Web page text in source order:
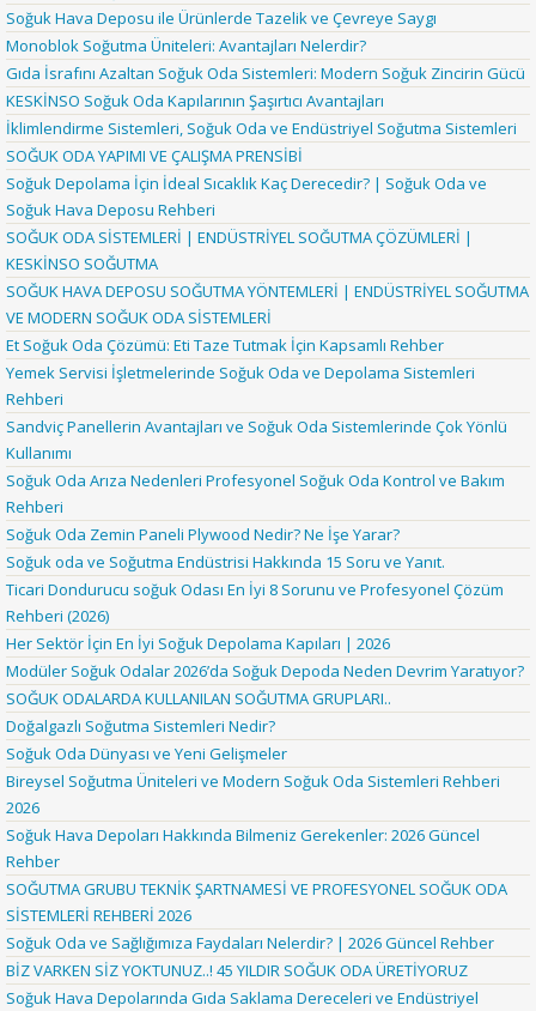
Soğuk Hava Deposu ile Ürünlerde Tazelik ve Çevreye Saygı
Monoblok Soğutma Üniteleri: Avantajları Nelerdir?
Gıda İsrafını Azaltan Soğuk Oda Sistemleri: Modern Soğuk Zincirin Gücü
KESKİNSO Soğuk Oda Kapılarının Şaşırtıcı Avantajları
İklimlendirme Sistemleri, Soğuk Oda ve Endüstriyel Soğutma Sistemleri
SOĞUK ODA YAPIMI VE ÇALIŞMA PRENSİBİ
Soğuk Depolama İçin İdeal Sıcaklık Kaç Derecedir? | Soğuk Oda ve
Soğuk Hava Deposu Rehberi
SOĞUK ODA SİSTEMLERİ | ENDÜSTRİYEL SOĞUTMA ÇÖZÜMLERİ |
KESKİNSO SOĞUTMA
SOĞUK HAVA DEPOSU SOĞUTMA YÖNTEMLERİ | ENDÜSTRİYEL SOĞUTMA
VE MODERN SOĞUK ODA SİSTEMLERİ
Et Soğuk Oda Çözümü: Eti Taze Tutmak İçin Kapsamlı Rehber
Yemek Servisi İşletmelerinde Soğuk Oda ve Depolama Sistemleri
Rehberi
Sandviç Panellerin Avantajları ve Soğuk Oda Sistemlerinde Çok Yönlü
Kullanımı
Soğuk Oda Arıza Nedenleri Profesyonel Soğuk Oda Kontrol ve Bakım
Rehberi
Soğuk Oda Zemin Paneli Plywood Nedir? Ne İşe Yarar?
Soğuk oda ve Soğutma Endüstrisi Hakkında 15 Soru ve Yanıt.
Ticari Dondurucu soğuk Odası En İyi 8 Sorunu ve Profesyonel Çözüm
Rehberi (2026)
Her Sektör İçin En İyi Soğuk Depolama Kapıları | 2026
Modüler Soğuk Odalar 2026’da Soğuk Depoda Neden Devrim Yaratıyor?
SOĞUK ODALARDA KULLANILAN SOĞUTMA GRUPLARI..
Doğalgazlı Soğutma Sistemleri Nedir?
Soğuk Oda Dünyası ve Yeni Gelişmeler
Bireysel Soğutma Üniteleri ve Modern Soğuk Oda Sistemleri Rehberi
2026
Soğuk Hava Depoları Hakkında Bilmeniz Gerekenler: 2026 Güncel
Rehber
SOĞUTMA GRUBU TEKNİK ŞARTNAMESİ VE PROFESYONEL SOĞUK ODA
SİSTEMLERİ REHBERİ 2026
Soğuk Oda ve Sağlığımıza Faydaları Nelerdir? | 2026 Güncel Rehber
BİZ VARKEN SİZ YOKTUNUZ..! 45 YILDIR SOĞUK ODA ÜRETİYORUZ
Soğuk Hava Depolarında Gıda Saklama Dereceleri ve Endüstriyel